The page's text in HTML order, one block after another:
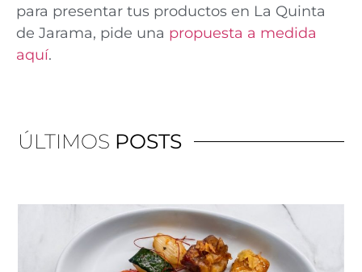
para presentar tus productos en La Quinta
de Jarama, pide una propuesta a medida
aquí.
ÚLTIMOS POSTS